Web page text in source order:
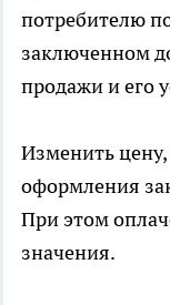
потребителю
заключенном
продажи и его
Изменить
оформления
При этом
значения.